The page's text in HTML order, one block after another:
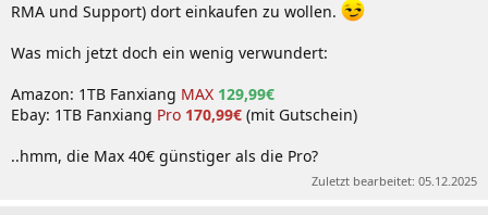
RMA und Support) dort einkaufen zu wollen.
Was mich jetzt doch ein wenig verwundert:
Amazon: 1TB Fanxiang MAX 129,99€
Ebay: 1TB Fanxiang Pro 170,99€ (mit Gutschein)
..hmm, die Max 40€ günstiger als die Pro?
Zuletzt bearbeitet: 05.12.2025